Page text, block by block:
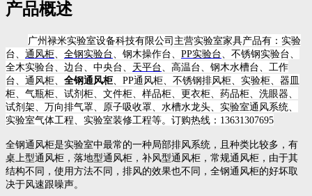
产品概述
广州禄米实验室设备科技有限公司主营实验室家具产品有：实验
台、 通风柜 全钢实验台 、钢木操作台、 PP实验台 、不锈钢实验台、
全木实验台、边台、中央台、 天平台 、高温台、钢木水槽台、工作
台、通风柜、 全钢通风柜、 PP通风柜、不锈钢排风柜、实验柜、器皿
柜、气瓶柜、试剂柜、文件柜、样品柜、更衣柜、药品柜、洗眼器、
试剂架、万向排气罩、原子吸收罩、水槽水龙头、实验室通风系统、
实验室气体工程、实验室装修工程等。 订购热线： 13631307695
全钢通风柜是实验室中最常的一种局部排风系统，且种类比较多，有
桌上型通风柜，落地型通风柜，补风型通风柜，常规通风柜，由于其
结构不同，使用方法不同，排风的效果也不同，全钢通风柜的好坏取
决于风速跟噪声。